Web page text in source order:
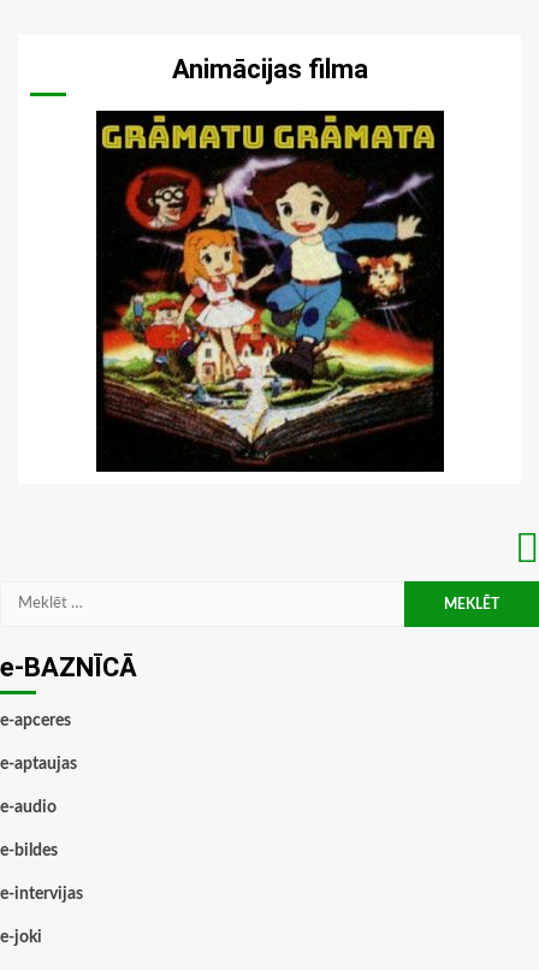
Animācijas filma
Meklēt:
e-BAZNĪCĀ
e-apceres
e-aptaujas
e-audio
e-bildes
e-intervijas
e-joki